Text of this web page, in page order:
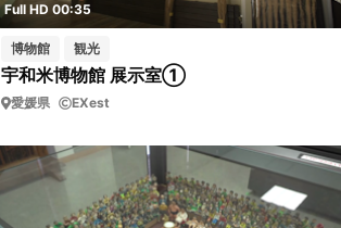
Full HD 00:35
博物館 観光
宇和米博物館 展示室①
愛媛県 EXest